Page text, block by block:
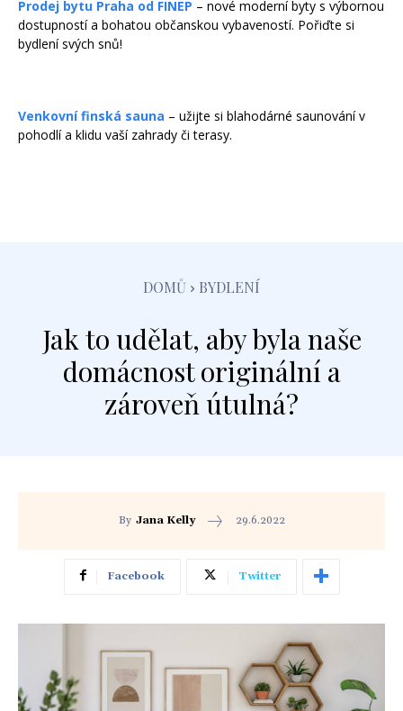
Prodej bytu Praha od FINEP – nové moderní byty s výbornou
dostupností a bohatou občanskou vybaveností. Pořiďte si
bydlení svých snů!
Venkovní finská sauna – užijte si blahodárné saunování v
pohodlí a klidu vaší zahrady či terasy.